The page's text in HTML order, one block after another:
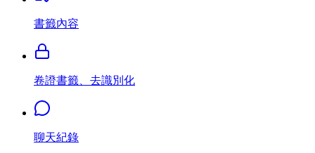
書籤內容
卷證書籤、去識別化
聊天紀錄